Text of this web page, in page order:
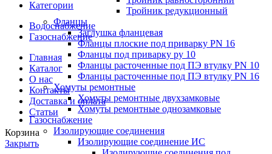
Тройник редукционный
Фланцы
Заглушка фланцевая
Фланцы плоские под приварку PN 16
Фланцы под приварку ру 10
Фланцы расточенные под ПЭ втулку PN 10
Фланцы расточенные под ПЭ втулку PN 16
Хомуты ремонтные
Хомуты ремонтные двухзамковые
Хомуты ремонтные однозамковые
Газоснабжение
Изолирующие соединения
Изолирующие соединение ИС
Категории
Водоснабжение
Газоснабжение
Главная
Каталог
О нас
Контакты
Доставка и оплата
Статьи
Корзина
Закрыть